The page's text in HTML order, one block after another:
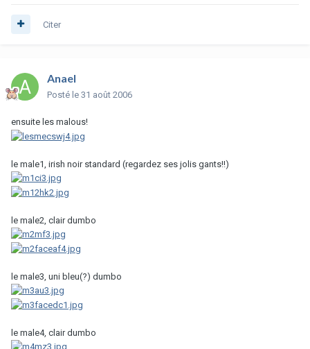
Citer
Anael
Posté le 31 août 2006
ensuite les malous!
le male1, irish noir standard (regardez ses jolis gants!!)
le male2, clair dumbo
le male3, uni bleu(?) dumbo
le male4, clair dumbo